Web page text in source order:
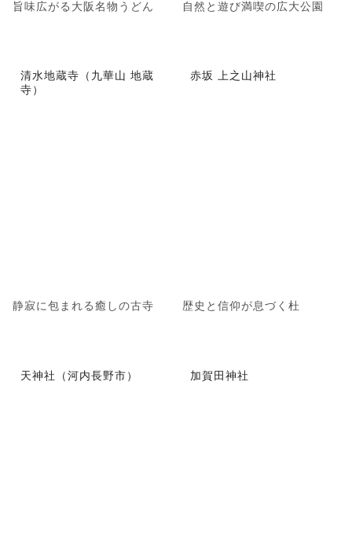
旨味広がる大阪名物うどん 自然と遊び満喫の広大公園
清水地蔵寺（九華山 地蔵
寺）
静寂に包まれる癒しの古寺
赤坂 上之山神社
歴史と信仰が息づく杜
天神社（河内長野市） 加賀田神社